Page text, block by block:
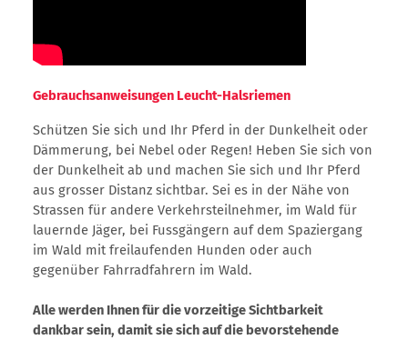
Gebrauchsanweisungen Leucht-Halsriemen
Schützen Sie sich und Ihr Pferd in der Dunkelheit oder
Dämmerung, bei Nebel oder Regen! Heben Sie sich von
der Dunkelheit ab und machen Sie sich und Ihr Pferd
aus grosser Distanz sichtbar. Sei es in der Nähe von
Strassen für andere Verkehrsteilnehmer, im Wald für
lauernde Jäger, bei Fussgängern auf dem Spaziergang
im Wald mit freilaufenden Hunden oder auch
gegenüber Fahrradfahrern im Wald.
Alle werden Ihnen für die vorzeitige Sichtbarkeit
dankbar sein, damit sie sich auf die bevorstehende